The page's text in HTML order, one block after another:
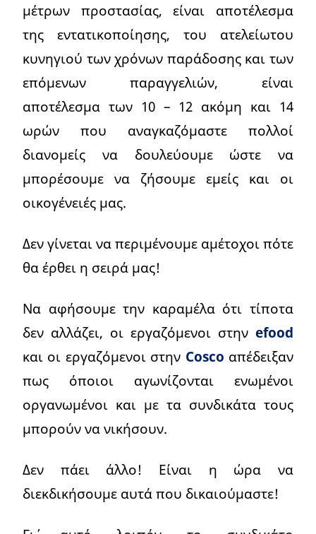
μέτρων προστασίας, είναι αποτέλεσμα
της εντατικοποίησης, του ατελείωτου
κυνηγιού των χρόνων παράδοσης και των
επόμενων παραγγελιών, είναι
αποτέλεσμα των 10 – 12 ακόμη και 14
ωρών που αναγκαζόμαστε πολλοί
διανομείς να δουλεύουμε ώστε να
μπορέσουμε να ζήσουμε εμείς και οι
οικογένειές μας.
Δεν γίνεται να περιμένουμε αμέτοχοι πότε
θα έρθει η σειρά μας!
Να αφήσουμε την καραμέλα ότι τίποτα
δεν αλλάζει, οι εργαζόμενοι στην efood
και οι εργαζόμενοι στην Cosco απέδειξαν
πως όποιοι αγωνίζονται ενωμένοι
οργανωμένοι και με τα συνδικάτα τους
μπορούν να νικήσουν.
Δεν πάει άλλο! Είναι η ώρα να
διεκδικήσουμε αυτά που δικαιούμαστε!